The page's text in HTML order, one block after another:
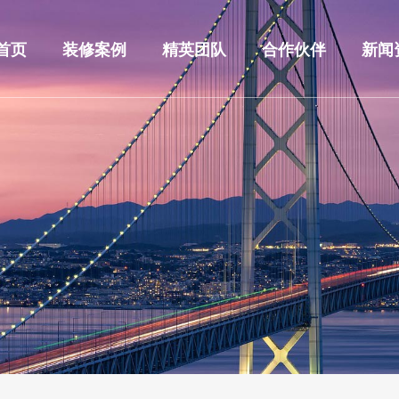
页 装修案例 精英团队 合作伙伴 新闻